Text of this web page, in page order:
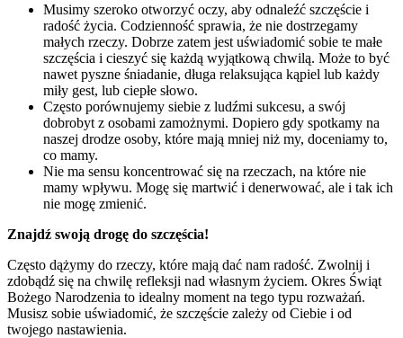
Musimy szeroko otworzyć oczy, aby odnaleźć szczęście i
radość życia. Codzienność sprawia, że nie dostrzegamy
małych rzeczy. Dobrze zatem jest uświadomić sobie te małe
szczęścia i cieszyć się każdą wyjątkową chwilą. Może to być
nawet pyszne śniadanie, długa relaksująca kąpiel lub każdy
miły gest, lub ciepłe słowo.
Często porównujemy siebie z ludźmi sukcesu, a swój
dobrobyt z osobami zamożnymi. Dopiero gdy spotkamy na
naszej drodze osoby, które mają mniej niż my, doceniamy to,
co mamy.
Nie ma sensu koncentrować się na rzeczach, na które nie
mamy wpływu. Mogę się martwić i denerwować, ale i tak ich
nie mogę zmienić.
Znajdź swoją drogę do szczęścia!
Często dążymy do rzeczy, które mają dać nam radość. Zwolnij i
zdobądź się na chwilę refleksji nad własnym życiem. Okres Świąt
Bożego Narodzenia to idealny moment na tego typu rozważań.
Musisz sobie uświadomić, że szczęście zależy od Ciebie i od
twojego nastawienia.